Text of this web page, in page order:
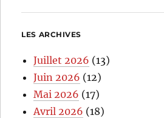
LES ARCHIVES
Juillet 2026 (13)
Juin 2026 (12)
Mai 2026 (17)
Avril 2026 (18)